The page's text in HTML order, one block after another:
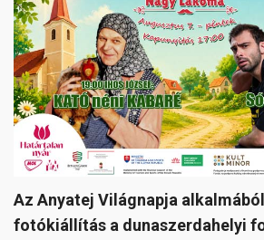
Az Anyatej Világnapja
fotókiállítás a dunaszerdahelyi